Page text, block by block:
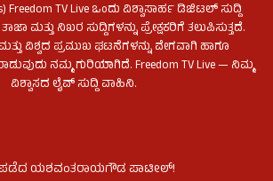
Freedom TV Live ಒಂದು ವಿಶ್ವಾಸಾರ್ಹ ಡಿಜಿಟಲ್ ಸುದ್ದಿ
ಮತ್ತು ನಿಖರ ಸುದ್ದಿಗಳನ್ನು ಪ್ರೇಕ್ಷಕರಿಗೆ ತಲುಪಿಸುತ್ತದೆ.
ವಿಶ್ವದ ಪ್ರಮುಖ ಘಟನೆಗಳನ್ನು ವೇಗವಾಗಿ ಹಾಗೂ
ನಮ್ಮ ಗುರಿಯಾಗಿದೆ. Freedom TV Live — ನಿಮ್ಮ
ವಿಶ್ವಾಸದ ಲೈವ್ ಸುದ್ದಿ ವಾಹಿನಿ.
ಯಶವಂತರಾಯಗೌಡ ಪಾಟೀಲ್‌!